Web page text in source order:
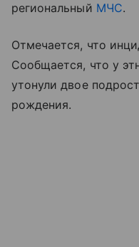
региональный МЧС.
Отмечается, что
Сообщается, что у
утонули двое
рождения.